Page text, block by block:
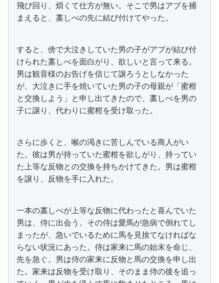
飛び回り、煩くて仕方が無い。そこで男はアブを捕
まえると、藁しべの先に結び付けてやった。
すると、傍で大泣きしていた男の子がアブが結び付
けられた藁しべを面白がり、欲しいと言って来る。
男は観音様のお告げを信じて譲ろうとしなかった
が、大泣きに手を焼いていた男の子の母親が「蜜柑
と交換しよう」と申し出てきたので、藁しべを男の
子に譲り、代わりに蜜柑を受け取った。
さらに歩くと、喉の渇きに苦しんでいる商人がい
た。彼は男が持っていた蜜柑を欲しがり、持ってい
た上等な反物との交換を持ちかけてきた。男は蜜柑
を譲り、反物を手に入れた。
一本の藁しべが上等な反物に代わったと喜んでいた
男は、侍に出会う。その侍は愛馬が急病で倒れてし
まったが、急いでいるために馬を見捨てなければな
らない状況にあった。侍は家来に馬の始末を命じ、
先を急ぐ。男は侍の家来に反物と馬の交換を申し出
た。家来は反物を受け取り、そのまま侍の後を追っ